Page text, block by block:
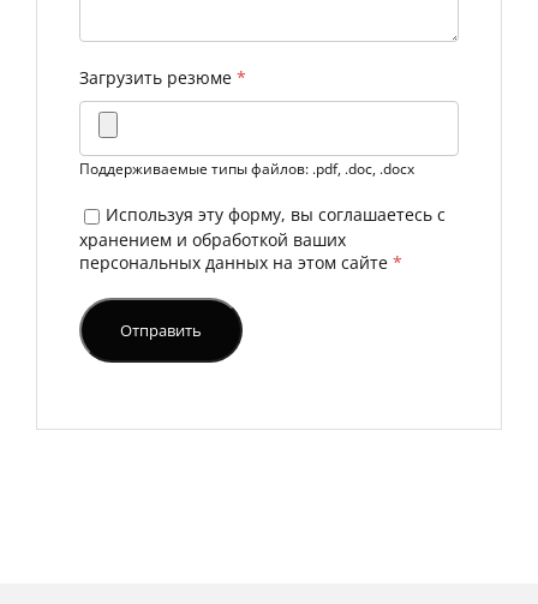
Загрузить резюме *
Поддерживаемые типы файлов: .pdf, .doc, .docx
Используя эту форму, вы соглашаетесь с
хранением и обработкой ваших
персональных данных на этом сайте *